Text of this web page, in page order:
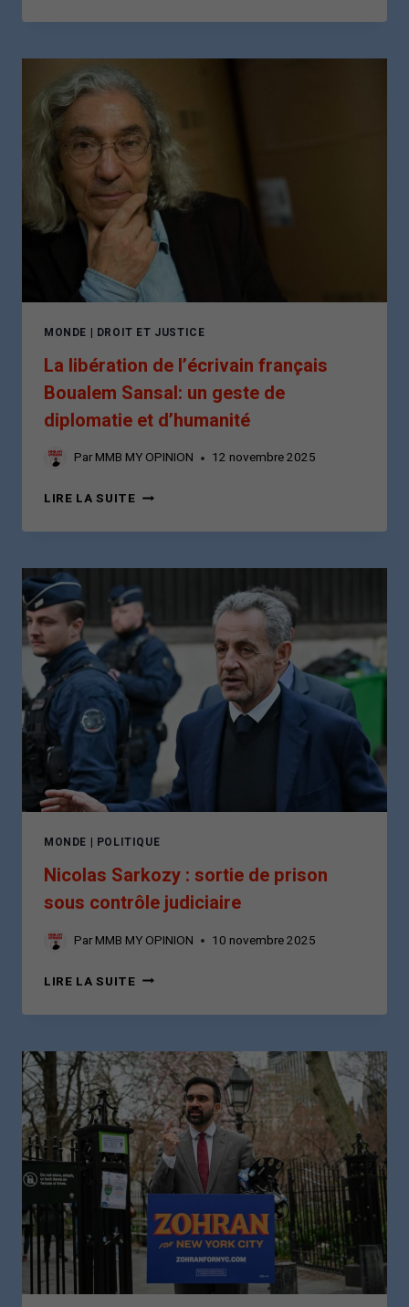
STEINMEIER,
DISCRET
LA
DIPLOMATIE:
L’ALLEMAGNE
AU
CŒUR
DE
LA
LIBÉRATION
DE
BOUALEM
SANSAL
MONDE | DROIT ET JUSTICE
La libération de l’écrivain français
Boualem Sansal: un geste de
diplomatie et d’humanité
Par MMB MY OPINION 12 novembre 2025
LIRE LA SUITELA
DE
FRANÇAIS
BOUALEM
SANSAL:
UN
GESTE
DIPLOMATIE
D’HUMANITÉ
MONDE | POLITIQUE
Nicolas Sarkozy : sortie de prison
sous contrôle judiciaire
Par MMB MY OPINION 10 novembre 2025
LIRE LA SUITENICOLAS
:
DE
PRISON
SOUS
CONTRÔLE
JUDICIAIRE